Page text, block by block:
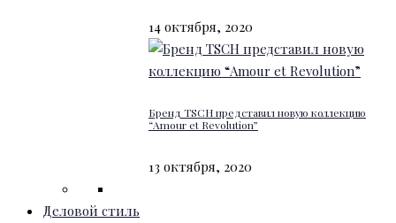
14 октября, 2020
Бренд TSCH представил новую коллекцию
“Amour et Revolution”
13 октября, 2020
Деловой стиль